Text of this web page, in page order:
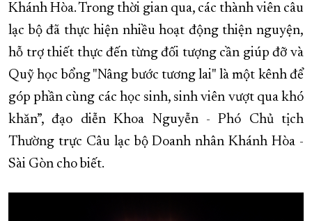
Khánh Hòa. Trong thời gian qua, các thành viên câu
lạc bộ đã thực hiện nhiều hoạt động thiện nguyện,
hỗ trợ thiết thực đến từng đối tượng cần giúp đỡ và
Quỹ học bổng "Nâng bước tương lai" là một kênh để
góp phần cùng các học sinh, sinh viên vượt qua khó
khăn”, đạo diễn Khoa Nguyễn - Phó Chủ tịch
Thường trực Câu lạc bộ Doanh nhân Khánh Hòa -
Sài Gòn cho biết.